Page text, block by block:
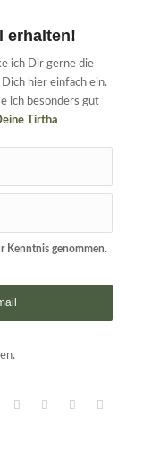
erhalten!
ich Dir gerne die
Dich hier einfach ein.
ich besonders gut
Tirtha
Kenntnis genommen.